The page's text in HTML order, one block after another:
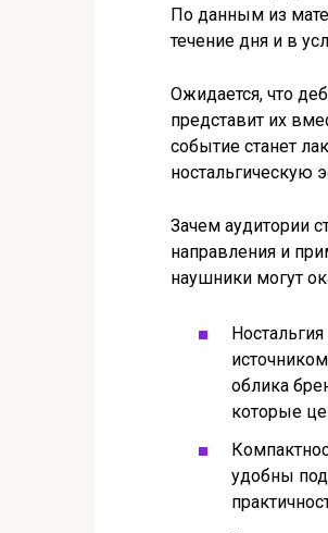
По данным из
течение дня и в
Ожидается, что
представит их
событие станет
ностальгическую
Зачем аудитории
направления и
наушники могут
облика
которые
удобны